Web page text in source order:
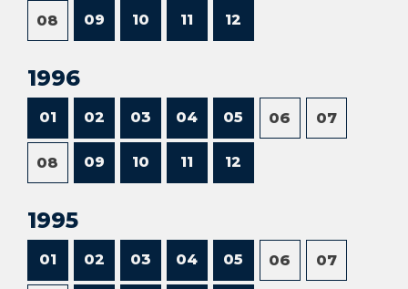
08 09 10 11 12
1996
01 02 03 04 05 06 07
08 09 10 11 12
1995
01 02 03 04 05 06 07